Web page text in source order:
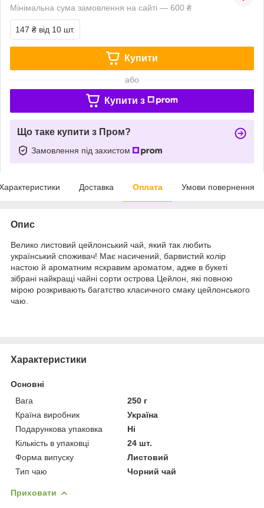
Мінімальна сума замовлення на сайті — 600 ₴
147 ₴ від 10 шт.
Купити
або
Купити з
Що таке купити з Пром?
Замовлення під захистом
Доставка Оплата Умови повернення
Опис
Велико листовий цейлонський чай, який так любить
український споживач! Має насичений, барвистий колір
настою й ароматним яскравим ароматом, адже в букеті
зібрані найкращі чайні сорти острова Цейлон, які повною
мірою розкривають багатство класичного смаку цейлонського
чаю.
Характеристики
Основні
Вага
250 г
Країна виробник
Україна
Подарункова упаковка
Ні
Кількість в упаковці
24 шт.
Форма випуску
Листовий
Тип чаю
Чорний чай
Приховати